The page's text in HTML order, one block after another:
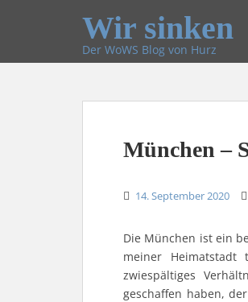
Wir sinken
Der WoWS Blog von Hurz
München –
14. September 2020
Die München ist ein
meiner
zwiespältiges
geschaffen haben,